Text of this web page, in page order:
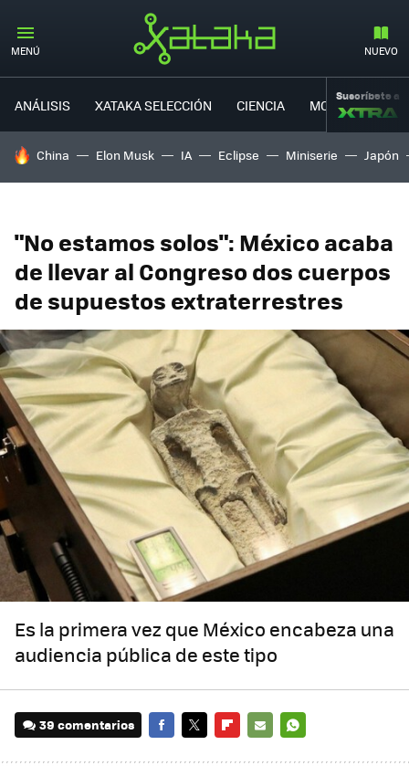
MENÚ NUEVO
ANÁLISIS XATAKA SELECCIÓN CIENCIA MOVILIDAD
Suscríbete a
HOY SE HABLA DE
China Elon Musk IA Eclipse Miniserie Japón
"No estamos solos": México acaba
de llevar al Congreso dos cuerpos
de supuestos extraterrestres
Es la primera vez que México encabeza una
audiencia pública de este tipo
39 comentarios